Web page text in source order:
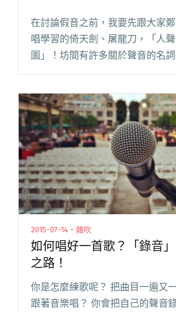
在討論假音之前，我要先跟大家
唱學習的倚天劍、屠龍刀，「人
圖」！坊間有許多關於聲音的名
猶如站在人生的十字路口。來聽
"假音大解密！"
2015-07-14・雜吹
如何唱好一首歌？「錄音
之路！
你是怎麼練歌呢？ 把曲目一遍又
跟著音樂唱？ 你會把自己的聲音